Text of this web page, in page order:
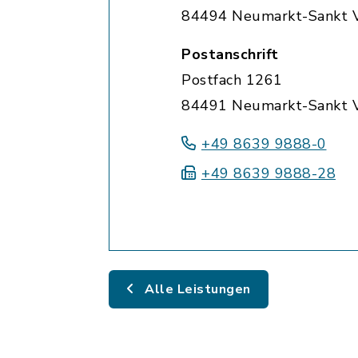
84494 Neumarkt-Sankt
Postanschrift
Postfach 1261
84491 Neumarkt-Sankt
+49 8639 9888-0
+49 8639 9888-28
Alle Leistungen